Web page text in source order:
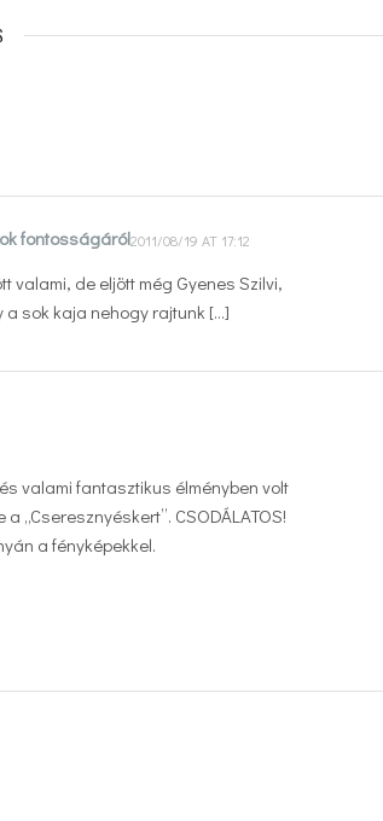
fontosságáról2011/08/19 AT 17:12
valami, de eljött még Gyenes Szilvi,
sok kaja nehogy rajtunk […]
és valami fantasztikus élményben volt
„Cseresznyéskert”. CSODÁLATOS!
a fényképekkel.